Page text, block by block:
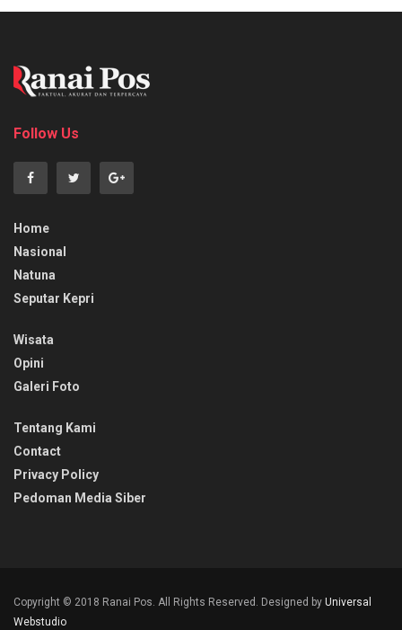
Follow Us
Home
Nasional
Natuna
Seputar Kepri
Wisata
Opini
Galeri Foto
Tentang Kami
Contact
Privacy Policy
Pedoman Media Siber
Copyright © 2018 Ranai Pos. All Rights Reserved. Designed by Universal
Webstudio